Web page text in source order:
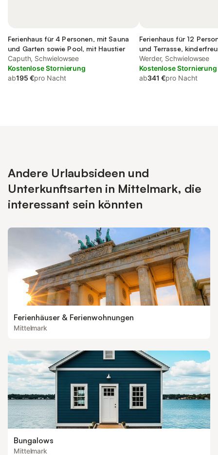
Ferienhaus für 4 Personen, mit Sauna
und Garten sowie Pool, mit Haustier
Caputh, Schwielowsee
Kostenlose Stornierung
ab195 €pro Nacht
Ferienhaus für 12
und Terrasse,
Werder, Schwielowsee
Kostenlose Stornierung
ab341 €pro Nacht
Andere Urlaubsideen und
Unterkunftsarten in Mittelmark, die
interessant sein könnten
Ferienhäuser & Ferienwohnungen
Mittelmark
Bungalows
Mittelmark